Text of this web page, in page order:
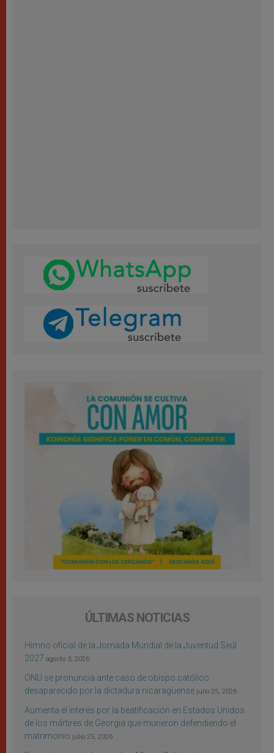
ÚLTIMAS NOTICIAS
Himno oficial de la Jornada Mundial de la Juventud Seúl
2027 agosto 3, 2026
ONU se pronuncia ante caso de obispo católico
desaparecido por la dictadura nicaragüense julio 25, 2026
Aumenta el interés por la beatificación en Estados Unidos
de los mártires de Georgia que murieron defendiendo el
matrimonio julio 25, 2026